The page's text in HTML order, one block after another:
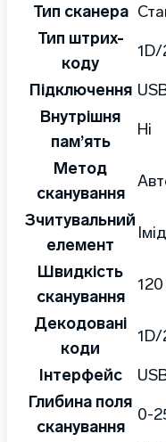
Тип сканера
Тип штрих-
коду
1D/
Підключення
Внутрішня
пам’ять
Ні
Метод
сканування
Зчитувальний
елемент
Швидкість
сканування
Декодовані
коди
1D/
Інтерфейс
Глибина поля
сканування
0-